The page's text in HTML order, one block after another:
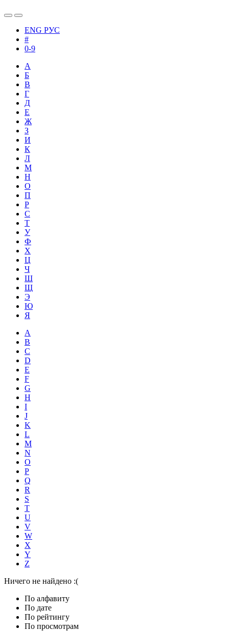
ENG РУС
#
0-9
А
Б
В
Г
Д
Е
Ж
З
И
К
Л
М
Н
О
П
Р
С
Т
У
Ф
Х
Ц
Ч
Ш
Щ
Э
Ю
Я
A
B
C
D
E
F
G
H
I
J
K
L
M
N
O
P
Q
R
S
T
U
V
W
X
Y
Z
Ничего не найдено :(
По алфавиту
По дате
По рейтингу
По просмотрам